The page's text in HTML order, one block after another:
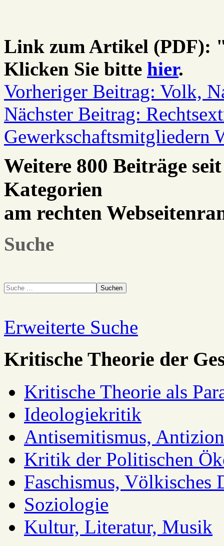
Link zum Artikel (PDF):
Klicken Sie bitte hier.
Vorheriger Beitrag: Volk,
Nächster Beitrag:
Gewerkschaftsmitgliedern
Weitere 800 Beiträge
Kategorien
am rechten
Suche
Suchen
Erweiterte Suche
Kritische Theorie der
Kritische Theorie als
Ideologiekritik
Antisemitismus,
Kritik der Politischen
Faschismus, Völkisches
Soziologie
Kultur, Literatur, Musik